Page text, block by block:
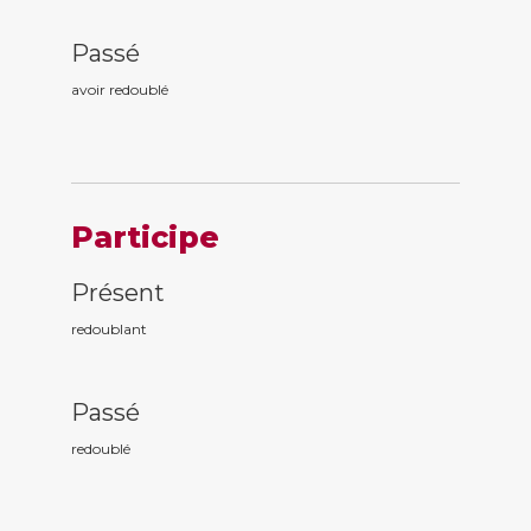
Passé
avoir redoublé
Participe
Présent
redoublant
Passé
redoublé